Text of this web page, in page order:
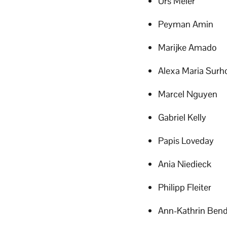
Peyman Amin
Marijke Amado
Alexa Maria
Marcel Nguyen
Gabriel Kelly
Papis Loveday
Ania Niedieck
Philipp Fleiter
Ann-Kathrin